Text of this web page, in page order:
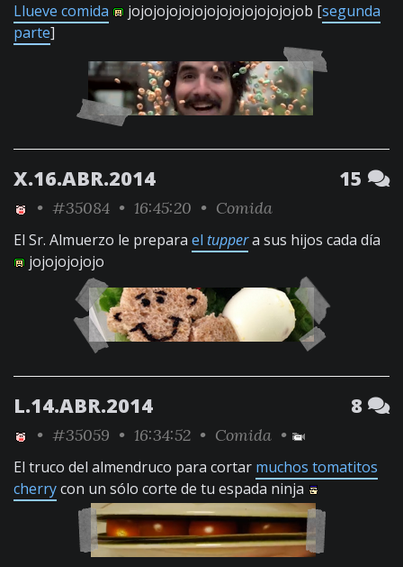
Llueve comida jojojojojojojojojojojojojojob [segunda
parte]
X.16.ABR.2014 15
• #35084 • 16:45:20 • Comida
El Sr. Almuerzo le prepara el tuppera sus hijos cada día
jojojojojojo
L.14.ABR.2014 8
• #35059 • 16:34:52 • Comida •
El truco del almendruco para cortar muchos tomatitos
cherrycon un sólo corte de tu espada ninja